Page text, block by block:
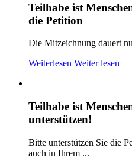
Teilhabe ist
die Petition
Die Mitzeichnung dauert
Weiterlesen Weiter lesen
Teilhabe ist
unterstützen!
Bitte unterstützen Sie die
auch in Ihrem ...